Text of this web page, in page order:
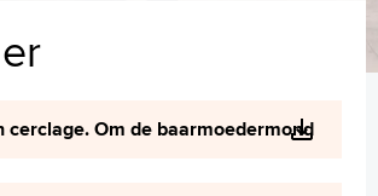
cerclage. Om de baarmoedermond